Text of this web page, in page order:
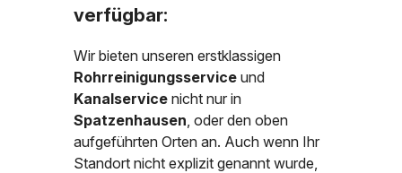
verfügbar:
Wir bieten unseren erstklassigen
Rohrreinigungsservice und
Kanalservice nicht nur in
Spatzenhausen , oder den oben
aufgeführten Orten an. Auch wenn Ihr
Standort nicht explizit genannt wurde,